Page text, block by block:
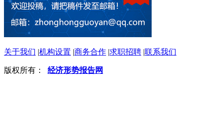
关于我们 |机构设置 |商务合作 |求职招聘 |联系我们
版权所有： 经济形势报告网